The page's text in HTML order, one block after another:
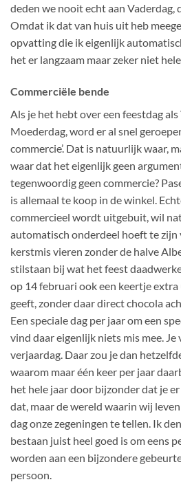
deden we nooit echt aan Vaderdag,
Omdat ik dat van huis uit heb
opvatting die ik eigenlijk
het er langzaam maar zeker niet
Commerciële bende
Als je het hebt over een feestdag
Moederdag, word er al snel
commercie’. Dat is natuurlijk waar,
waar dat het eigenlijk geen
tegenwoordig geen commercie?
is allemaal te koop in de winkel.
commercieel wordt uitgebuit, wil
automatisch onderdeel hoeft te zijn
kerstmis vieren zonder de halve
stilstaan bij wat het feest
op 14 februari ook een keertje
geeft, zonder daar direct chocola
Een speciale dag per jaar om een
vind daar eigenlijk niets mis mee. Je
verjaardag. Daar zou je dan
waarom maar één keer per jaar
het hele jaar door bijzonder dat je
dat, maar de wereld waarin wij
dag onze zegeningen te tellen. Ik
bestaan juist heel goed is om eens
worden aan een bijzondere
persoon.